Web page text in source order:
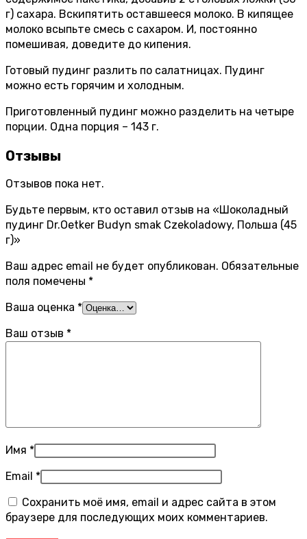
г) сахара. Вскипятить оставшееся молоко. В кипящее
молоко всыпьте смесь с сахаром. И, постоянно
помешивая, доведите до кипения.
Готовый пудинг разлить по салатницах. Пудинг
можно есть горячим и холодным.
Приготовленный пудинг можно разделить на четыре
порции. Одна порция – 143 г.
Отзывы
Отзывов пока нет.
Будьте первым, кто оставил отзыв на «Шоколадный
пудинг Dr.Oetker Budyn smak Czekoladowy, Польша (45
г)»
Ваш адрес email не будет опубликован. Обязательные
поля помечены *
Ваша оценка *
Ваш отзыв *
Имя *
Email *
Сохранить моё имя, email и адрес сайта в этом
браузере для последующих моих комментариев.